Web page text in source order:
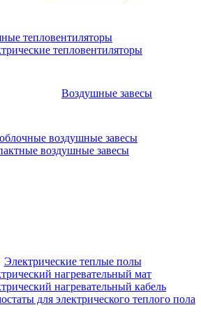
тепловентиляторы
тепловентиляторы
Воздушные завесы
воздушные завесы
воздушные завесы
Электрические теплые полы
нагревательный мат
нагревательный кабель
для электрического теплого пола